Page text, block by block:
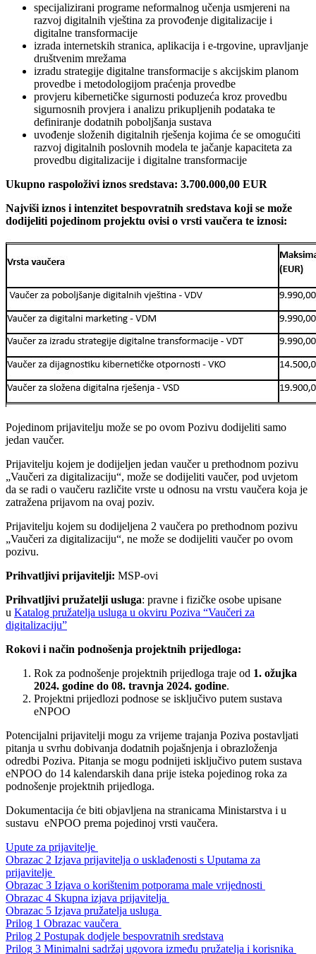
specijalizirani programe neformalnog učenja usmjereni na
razvoj digitalnih vještina za provođenje digitalizacije i
digitalne transformacije
izrada internetskih stranica, aplikacija i e-trgovine, upravljanje
društvenim mrežama
izradu strategije digitalne transformacije s akcijskim planom
provedbe i metodologijom praćenja provedbe
provjeru kibernetičke sigurnosti poduzeća kroz provedbu
sigurnosnih provjera i analizu prikupljenih podataka te
definiranje dodatnih poboljšanja sustava
uvođenje složenih digitalnih rješenja kojima će se omogućiti
razvoj digitalnih poslovnih modela te jačanje kapaciteta za
provedbu digitalizacije i digitalne transformacije
Ukupno raspoloživi iznos sredstava: 3.700.000,00 EUR
Najviši iznos i intenzitet bespovratnih sredstava koji se može
dodijeliti pojedinom projektu ovisi o vrsti vaučera te iznosi:
Pojedinom prijavitelju može se po ovom Pozivu dodijeliti samo
jedan vaučer.
Prijavitelju kojem je dodijeljen jedan vaučer u prethodnom pozivu
„Vaučeri za digitalizaciju“, može se dodijeliti vaučer, pod uvjetom
da se radi o vaučeru različite vrste u odnosu na vrstu vaučera koja je
zatražena prijavom na ovaj poziv.
Prijavitelju kojem su dodijeljena 2 vaučera po prethodnom pozivu
„Vaučeri za digitalizaciju“, ne može se dodijeliti vaučer po ovom
pozivu.
Prihvatljivi prijavitelji: MSP-ovi
Prihvatljivi pružatelji usluga: pravne i fizičke osobe upisane
u Katalog pružatelja usluga u okviru Poziva “Vaučeri za
digitalizaciju”
Rokovi i način podnošenja projektnih prijedloga:
Rok za podnošenje projektnih prijedloga traje od 1. ožujka
2024. godine do 08. travnja 2024. godine.
Projektni prijedlozi podnose se isključivo putem sustava
eNPOO
Potencijalni prijavitelji mogu za vrijeme trajanja Poziva postavljati
pitanja u svrhu dobivanja dodatnih pojašnjenja i obrazloženja
odredbi Poziva. Pitanja se mogu podnijeti isključivo putem sustava
eNPOO do 14 kalendarskih dana prije isteka pojedinog roka za
podnošenje projektnih prijedloga.
Dokumentacija će biti objavljena na stranicama Ministarstva i u
sustavu eNPOO prema pojedinoj vrsti vaučera.
Upute za prijavitelje
Obrazac 2 Izjava prijavitelja o usklađenosti s Uputama za
prijavitelje
Obrazac 3 Izjava o korištenim potporama male vrijednosti
Obrazac 4 Skupna izjava prijavitelja
Obrazac 5 Izjava pružatelja usluga
Prilog 1 Obrazac vaučera
Prilog 2 Postupak dodjele bespovratnih sredstava
Prilog 3 Minimalni sadržaj ugovora između pružatelja i korisnika